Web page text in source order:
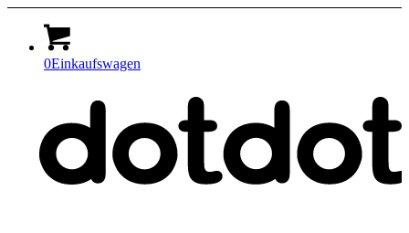
0Einkaufswagen